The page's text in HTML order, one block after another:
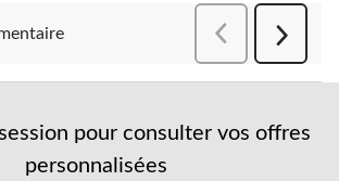
Suivant
pour consulter vos offres
personnalisées